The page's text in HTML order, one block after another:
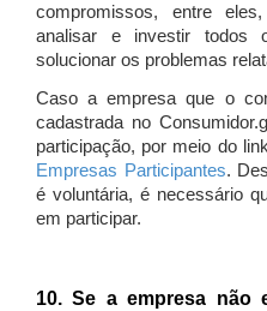
compromissos, entre
analisar e investir todos
solucionar os problemas
Caso a empresa que o
cadastrada no
participação, por meio do
Empresas Participantes.
é voluntária, é necessário
em participar.
10. Se a empresa não